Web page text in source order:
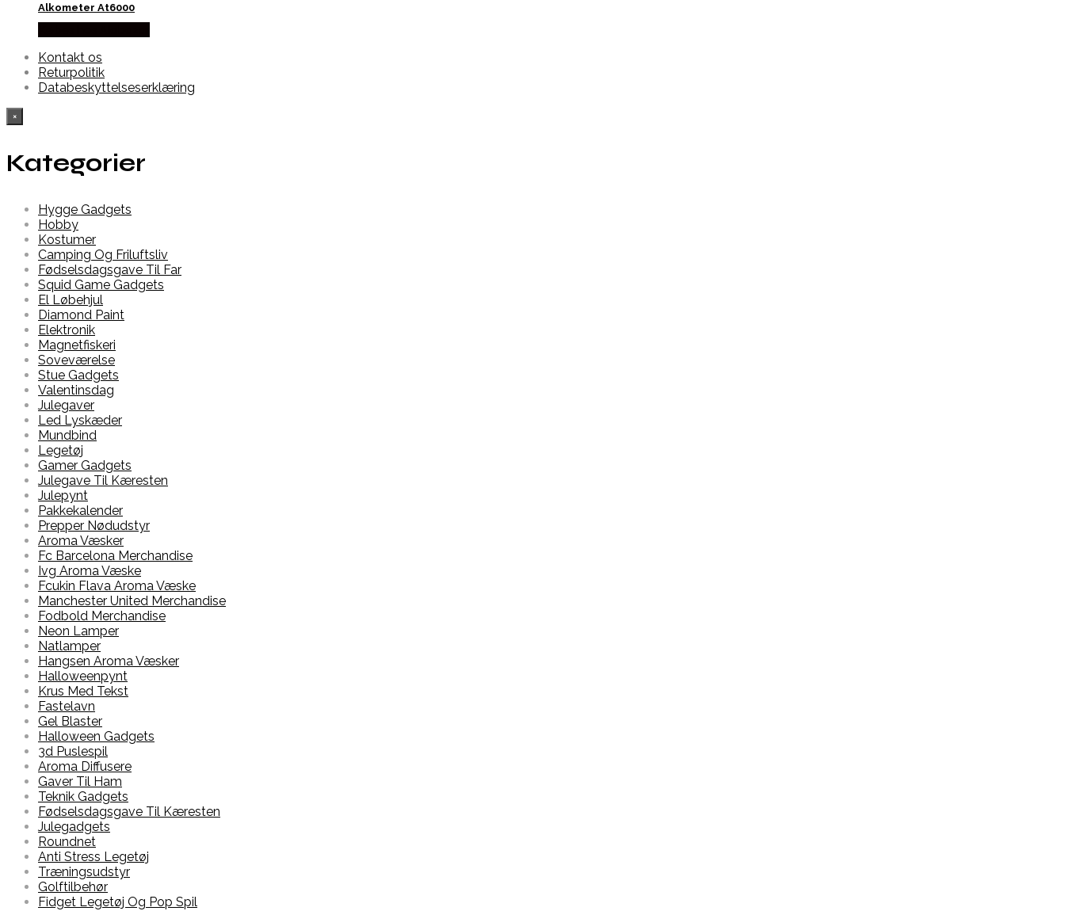
Alkometer At6000
Kontakt os
Returpolitik
Databeskyttelseserklæring
×
Kategorier
Hygge Gadgets
Hobby
Kostumer
Camping Og Friluftsliv
Fødselsdagsgave Til Far
Squid Game Gadgets
El Løbehjul
Diamond Paint
Elektronik
Magnetfiskeri
Soveværelse
Stue Gadgets
Valentinsdag
Julegaver
Led Lyskæder
Mundbind
Legetøj
Gamer Gadgets
Julegave Til Kæresten
Julepynt
Pakkekalender
Prepper Nødudstyr
Aroma Væsker
Fc Barcelona Merchandise
Ivg Aroma Væske
Fcukin Flava Aroma Væske
Manchester United Merchandise
Fodbold Merchandise
Neon Lamper
Natlamper
Hangsen Aroma Væsker
Halloweenpynt
Krus Med Tekst
Fastelavn
Gel Blaster
Halloween Gadgets
3d Puslespil
Aroma Diffusere
Gaver Til Ham
Teknik Gadgets
Fødselsdagsgave Til Kæresten
Julegadgets
Roundnet
Anti Stress Legetøj
Træningsudstyr
Golftilbehør
Fidget Legetøj Og Pop Spil